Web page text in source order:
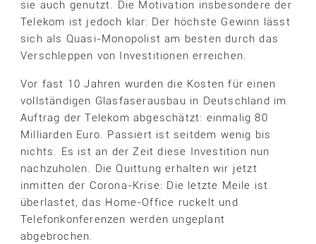
sie auch genutzt. Die Motivation insbesondere der
Telekom ist jedoch klar: Der höchste Gewinn lässt
sich als Quasi-Monopolist am besten durch das
Verschleppen von Investitionen erreichen.
Vor fast 10 Jahren wurden die Kosten für einen
vollständigen Glasfaserausbau in Deutschland im
Auftrag der Telekom abgeschätzt: einmalig 80
Milliarden Euro. Passiert ist seitdem wenig bis
nichts. Es ist an der Zeit diese Investition nun
nachzuholen. Die Quittung erhalten wir jetzt
inmitten der Corona-Krise: Die letzte Meile ist
überlastet, das Home-Office ruckelt und
Telefonkonferenzen werden ungeplant
abgebrochen.